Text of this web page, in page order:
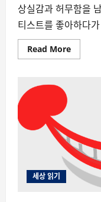
상실감과 허무함을
티스트를 좋아하다가
Read MoreRead
more
팬
심
의
심
리
학
④
세상 읽기